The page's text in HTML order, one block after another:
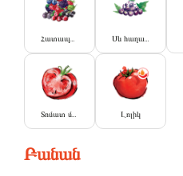
Հատապտղային Միքս Սև հաղարջ
Տոմատ միջուկով Լոլիկ
Բանան